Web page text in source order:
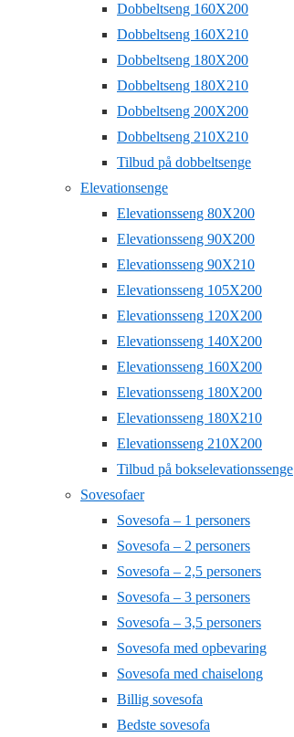
Dobbeltseng 160X200
Dobbeltseng 160X210
Dobbeltseng 180X200
Dobbeltseng 180X210
Dobbeltseng 200X200
Dobbeltseng 210X210
Tilbud på dobbeltsenge
Elevationsenge
Elevationsseng 80X200
Elevationsseng 90X200
Elevationsseng 90X210
Elevationsseng 105X200
Elevationsseng 120X200
Elevationsseng 140X200
Elevationsseng 160X200
Elevationsseng 180X200
Elevationsseng 180X210
Elevationsseng 210X200
Tilbud på bokselevationssenge
Sovesofaer
Sovesofa – 1 personers
Sovesofa – 2 personers
Sovesofa – 2,5 personers
Sovesofa – 3 personers
Sovesofa – 3,5 personers
Sovesofa med opbevaring
Sovesofa med chaiselong
Billig sovesofa
Bedste sovesofa